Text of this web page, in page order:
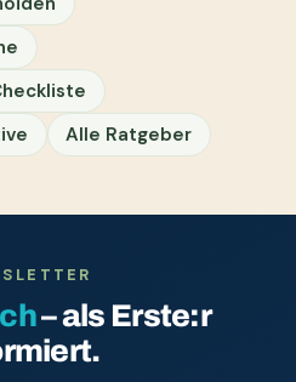
Alle Ratgeber
– als Erste:r